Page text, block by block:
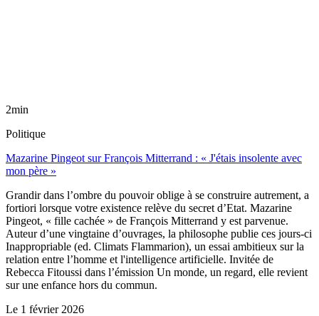
2min
Politique
Mazarine Pingeot sur François Mitterrand : « J'étais insolente avec
mon père »
Grandir dans l’ombre du pouvoir oblige à se construire autrement, a
fortiori lorsque votre existence relève du secret d’Etat. Mazarine
Pingeot, « fille cachée » de François Mitterrand y est parvenue.
Auteur d’une vingtaine d’ouvrages, la philosophe publie ces jours-ci
Inappropriable (ed. Climats Flammarion), un essai ambitieux sur la
relation entre l’homme et l'intelligence artificielle. Invitée de
Rebecca Fitoussi dans l’émission Un monde, un regard, elle revient
sur une enfance hors du commun.
Le 1 février 2026